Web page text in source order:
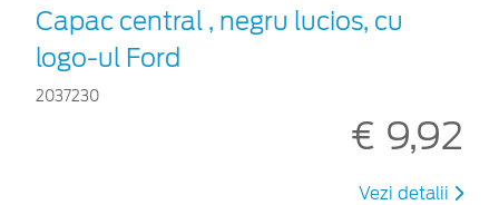
Capac central , negru lucios, cu
logo-ul Ford
2037230
€ 9,92
Vezi detalii